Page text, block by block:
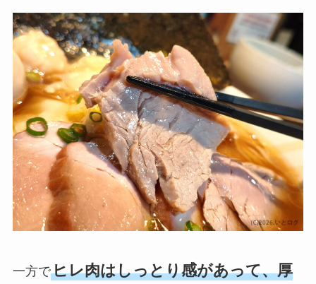
一方でヒレ肉はしっとり感があって、厚